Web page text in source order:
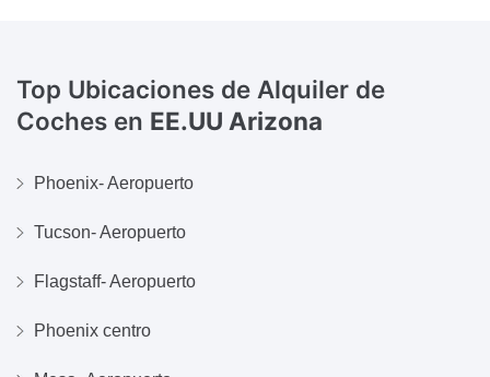
Top Ubicaciones de Alquiler de
Coches en EE.UU Arizona
Phoenix- Aeropuerto
Tucson- Aeropuerto
Flagstaff- Aeropuerto
Phoenix centro